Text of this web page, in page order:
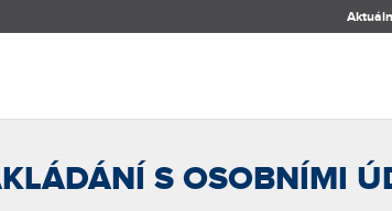
S OSOBNÍMI